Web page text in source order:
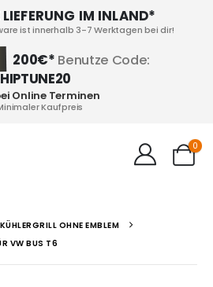
LIEFERUNG IM INLAND*
ist innerhalb 3-7 Werktagen bei dir!
200€* Benutze Code:
Online Terminen
Kaufpreis
0
KÜHLERGRILL OHNE EMBLEM
VW BUS T6